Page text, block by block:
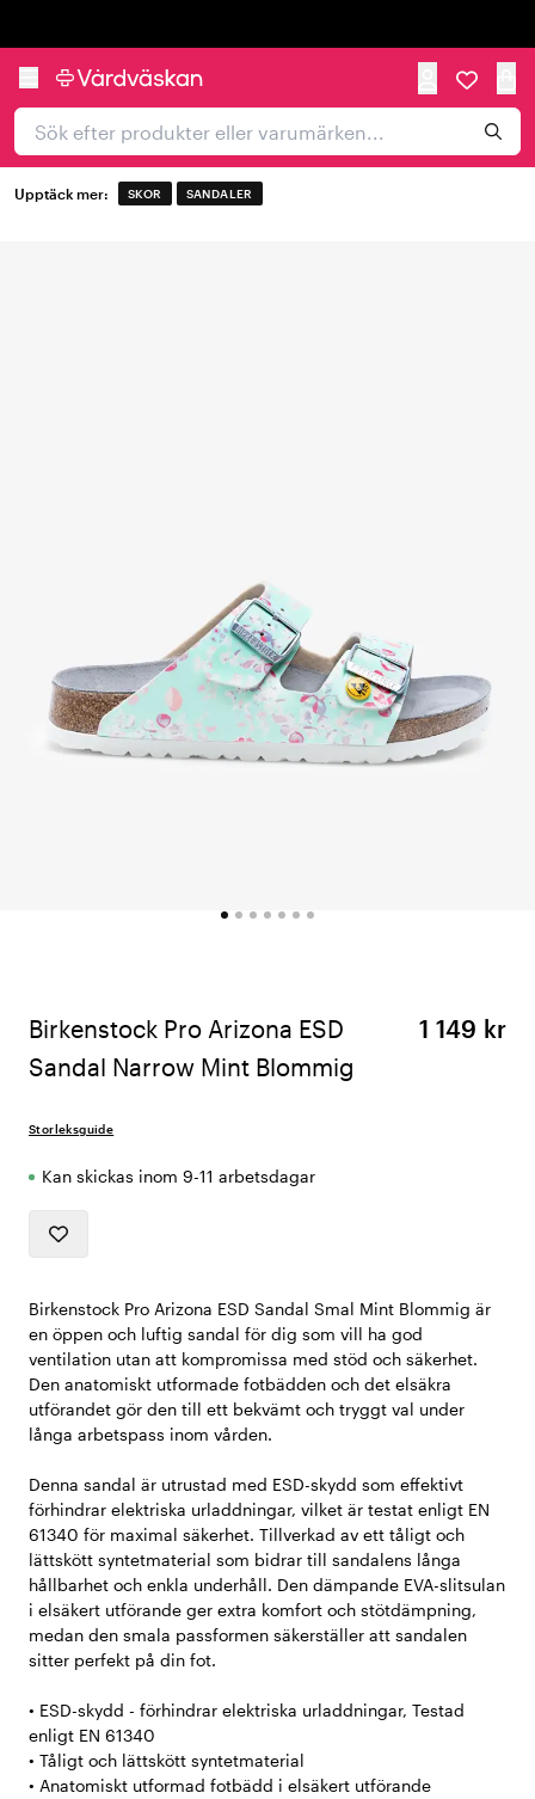
Upptäck mer: SKOR SANDALER
Birkenstock Pro Arizona ESD
Sandal Narrow Mint Blommig
1 149 kr
Storleksguide
Kan skickas inom 9-11 arbetsdagar
Birkenstock Pro Arizona ESD Sandal Smal Mint Blommig är
en öppen och luftig sandal för dig som vill ha god
ventilation utan att kompromissa med stöd och säkerhet.
Den anatomiskt utformade fotbädden och det elsäkra
utförandet gör den till ett bekvämt och tryggt val under
långa arbetspass inom vården.
Denna sandal är utrustad med ESD-skydd som effektivt
förhindrar elektriska urladdningar, vilket är testat enligt EN
61340 för maximal säkerhet. Tillverkad av ett tåligt och
lättskött syntetmaterial som bidrar till sandalens långa
hållbarhet och enkla underhåll. Den dämpande EVA-slitsulan
i elsäkert utförande ger extra komfort och stötdämpning,
medan den smala passformen säkerställer att sandalen
sitter perfekt på din fot.
• ESD-skydd - förhindrar elektriska urladdningar, Testad
enligt EN 61340
• Tåligt och lättskött syntetmaterial
• Anatomiskt utformad fotbädd i elsäkert utförande